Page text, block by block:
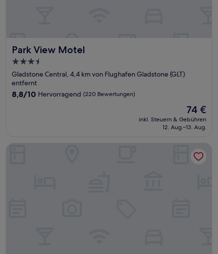
Park View Motel
Park View Motel
3.5-
Sterne-
Unterkunft
Gladstone Central, 4,4 km von Flughafen Gladstone (GLT)
entfernt
8.8
8,8/10 Hervorragend (220 Bewertungen)
Der
Preis
beträgt
74 €
inkl. Steuern & Gebühren
12. Aug.–13. Aug.